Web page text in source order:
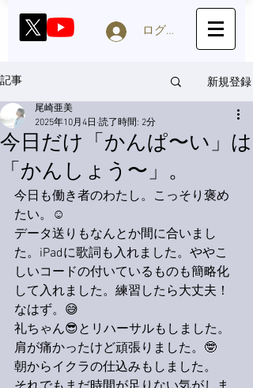
ログイン
記事 新規登録
今日だけ「かんぱ〜い」は
「かんしょう〜」。
尾崎亜美
2025年10月4日 読了時間: 2分
今日も働き者のわたし。こっそり褒め
たい。☺️
データ送りもなんとか間に合いまし
た。iPadに歌詞も入れました。ややこ
しいコードの付いているものも簡略化
して入れました。練習したら大丈夫！
なはず。😅
礼ちゃん😎とリハーサルもしました。
肩が痛かったけど頑張りました。🤓
朝からイクラの仕込みもしました。